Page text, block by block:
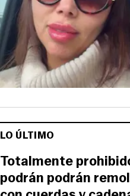
LO ÚLTIMO
Totalmente
podrán podrán